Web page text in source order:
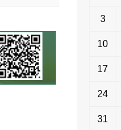
3
10
17
24
31